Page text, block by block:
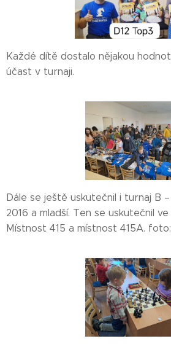
Každé dítě dostalo nějakou
účast v turnaji.
Dále se ještě uskutečnil i turnaj B
2016 a mladší. Ten se uskutečnil
Místnost 415 a místnost 415A. foto: